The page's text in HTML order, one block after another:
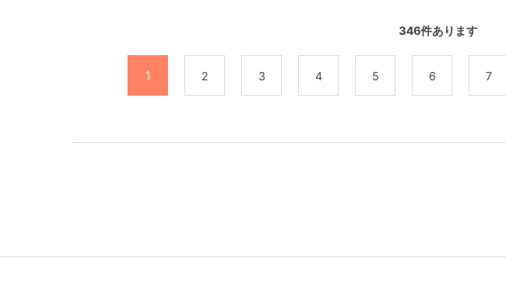
346件あります
1 2 3 4 5 6 7